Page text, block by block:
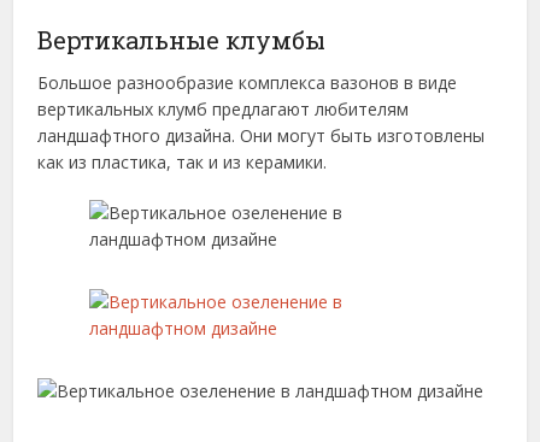
Вертикальные клумбы
Большое разнообразие комплекса вазонов в виде
вертикальных клумб предлагают любителям
ландшафтного дизайна. Они могут быть изготовлены
как из пластика, так и из керамики.